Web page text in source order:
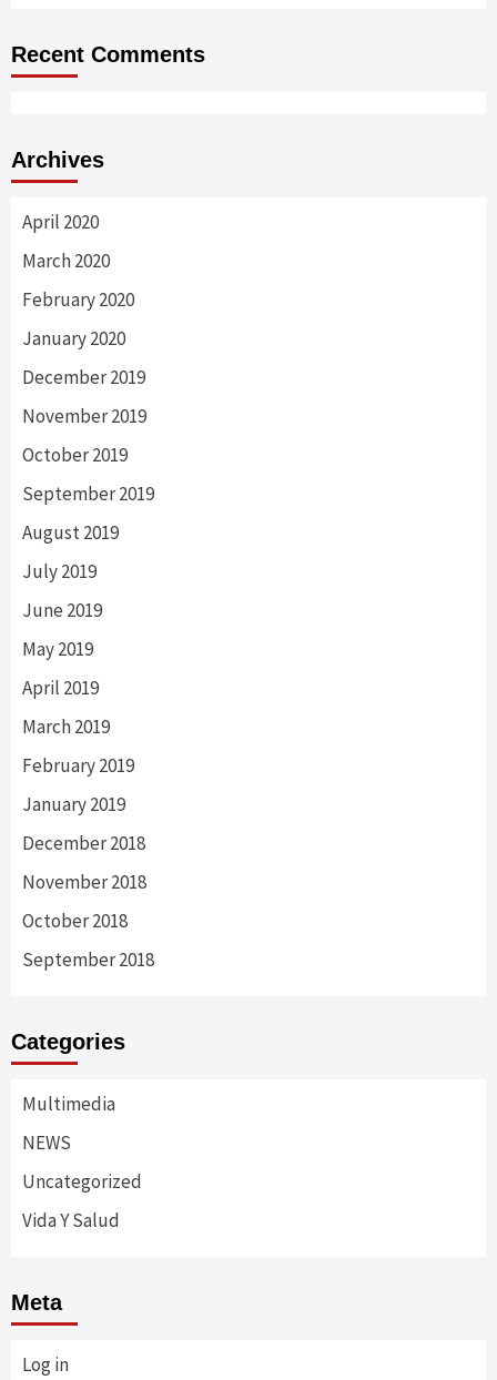
Recent Comments
Archives
April 2020
March 2020
February 2020
January 2020
December 2019
November 2019
October 2019
September 2019
August 2019
July 2019
June 2019
May 2019
April 2019
March 2019
February 2019
January 2019
December 2018
November 2018
October 2018
September 2018
Categories
Multimedia
NEWS
Uncategorized
Vida Y Salud
Meta
Log in